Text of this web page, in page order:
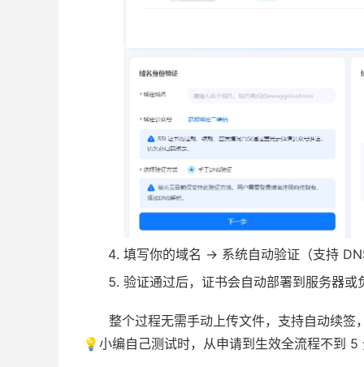
填写你的域名 → 系统自动验证（支持
验证通过后，证书会自动部署到服务器或
整个过程无需手动上传文件，支持自动续签
💡小编自己测试时，从申请到生效全流程不到 5